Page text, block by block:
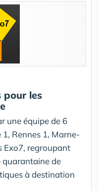
pour les
une équipe de 6
Rennes 1, Marne-
Exo7, regroupant
quarantaine de
à destination